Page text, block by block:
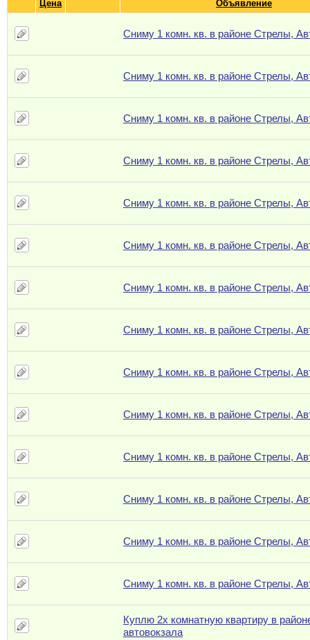
Цена Объявление
Сниму 1 комн. кв. в районе Стрелы,
Сниму 1 комн. кв. в районе Стрелы,
Сниму 1 комн. кв. в районе Стрелы,
Сниму 1 комн. кв. в районе Стрелы,
Сниму 1 комн. кв. в районе Стрелы,
Сниму 1 комн. кв. в районе Стрелы,
Сниму 1 комн. кв. в районе Стрелы,
Сниму 1 комн. кв. в районе Стрелы,
Сниму 1 комн. кв. в районе Стрелы,
Сниму 1 комн. кв. в районе Стрелы,
Сниму 1 комн. кв. в районе Стрелы,
Сниму 1 комн. кв. в районе Стрелы,
Сниму 1 комн. кв. в районе Стрелы,
Сниму 1 комн. кв. в районе Стрелы,
Куплю 2х комнатную квартиру в
автовокзала